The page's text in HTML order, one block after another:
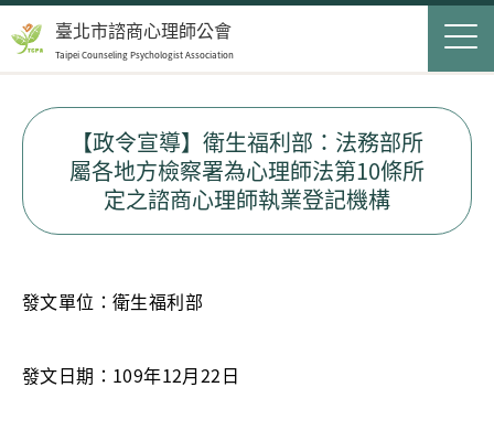
最新消息
會員服務
民眾服務
聯絡我們
Jump to Navigation
Jump to Main content
【政令宣導】衛生福利部：法務部所
屬各地方檢察署為心理師法第10條所
定之諮商心理師執業登記機構
發文單位：衛生福利部
發文日期：109年12月22日
臺北市諮商心理師公會
Taipei Counseling Psychologist Association